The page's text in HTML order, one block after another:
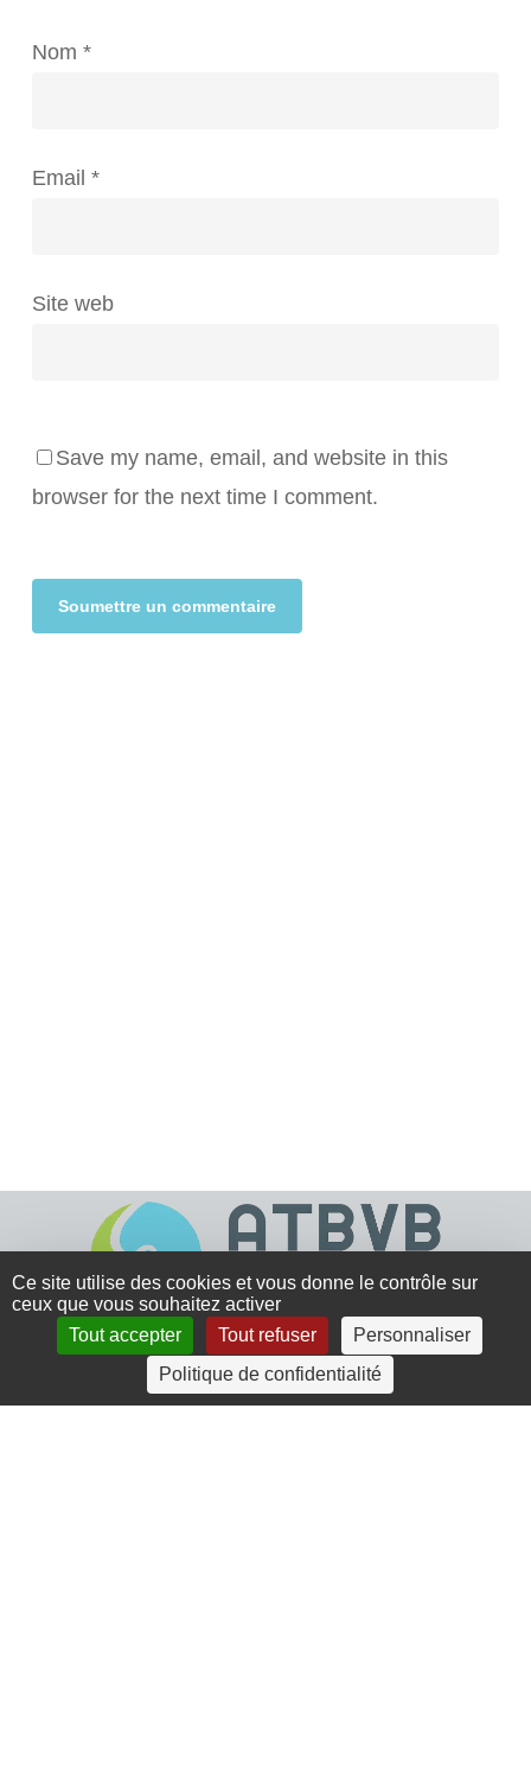
Nom *
Email *
Site web
Save my name, email, and website in this
browser for the next time I comment.
4 rue Crec’h-Ugen
22810 Belle Isle en Terre
Ce site utilise des cookies et vous donne le contrôle sur
ceux que vous souhaitez activer
Tout accepter
Tout refuser
Personnaliser
Politique de confidentialité